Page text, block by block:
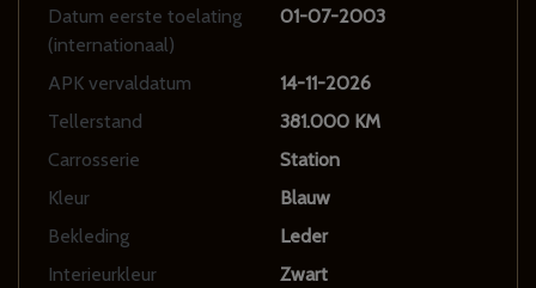
Datum eerste toelating
(internationaal)
01-07-2003
APK vervaldatum
14-11-2026
Tellerstand
381.000 KM
Carrosserie
Station
Kleur
Blauw
Bekleding
Leder
Interieurkleur
Zwart